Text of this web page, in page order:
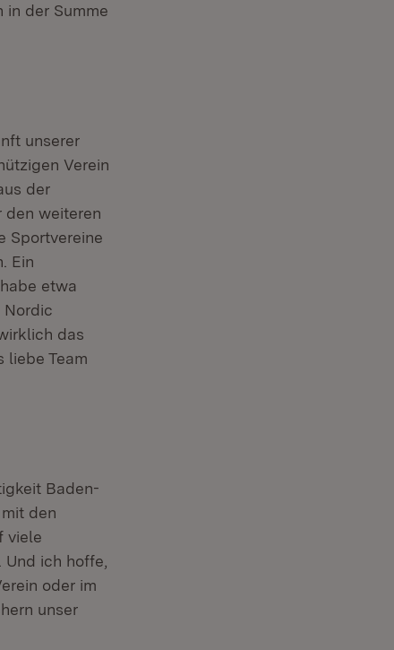
in der Summe
unserer
Verein
der
den weiteren
Sportvereine
Ein
etwa
das
liebe Team
Baden-
den
viele
ich hoffe,
oder im
unser